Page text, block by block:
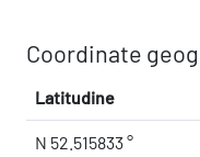
Coordinate
Latitudine
N 52.515833 °